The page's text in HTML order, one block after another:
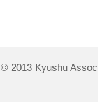
© 2013 Kyushu